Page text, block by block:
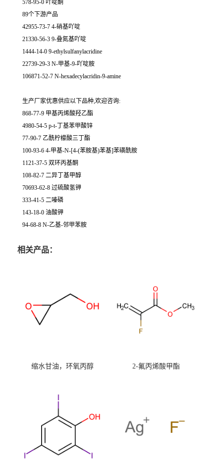
578-95-0 吖啶酮
89个下游产品
42955-73-7 4-硝基吖啶
21330-56-3 9-叠氮基吖啶
1444-14-0 9-ethylsulfanylacridine
22739-29-3 N-甲基-9-吖啶胺
106871-52-7 N-hexadecylacridin-9-amine
生产厂家优惠供应以下品种,欢迎咨询:
868-77-9 甲基丙烯酸羟乙酯
4980-54-5 p-t-丁基苯甲酸锌
77-90-7 乙酰柠檬酸三丁酯
100-93-6 4-甲基-N-[4-(苯胺基)苯基]苯磺酰胺
1121-37-5 双环丙基酮
108-82-7 二异丁基甲醇
70693-62-8 过硫酸氢钾
333-41-5 二嗪磷
143-18-0 油酸钾
94-68-8 N-乙基-邻甲苯胺
相关产品：
缩水甘油，环氧丙醇 2-氟丙烯酸甲酯